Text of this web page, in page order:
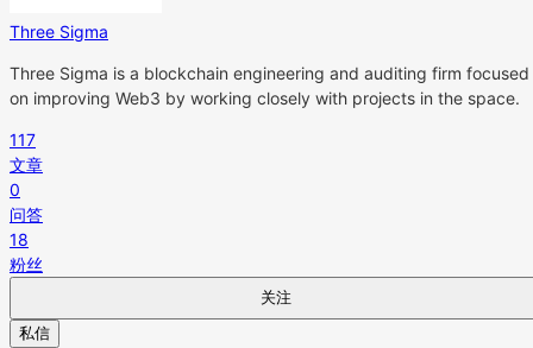
Three Sigma
Three Sigma is a blockchain engineering and auditing firm focused
on improving Web3 by working closely with projects in the space.
117
文章
0
问答
18
粉丝
关注
私信